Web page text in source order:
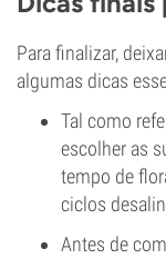
Para finalizar,
algumas dicas
Tal como
escolher as
tempo de
ciclos
Antes de